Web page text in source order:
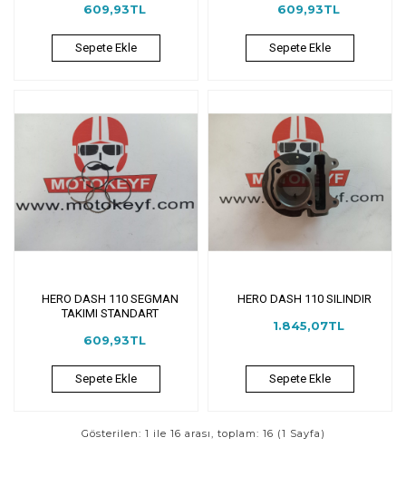
609,93TL
Sepete Ekle
609,93TL
Sepete Ekle
HERO DASH 110 SEGMAN
TAKIMI STANDART
609,93TL
Sepete Ekle
HERO DASH 110 SILINDIR
1.845,07TL
Sepete Ekle
Gösterilen: 1 ile 16 arası, toplam: 16 (1 Sayfa)